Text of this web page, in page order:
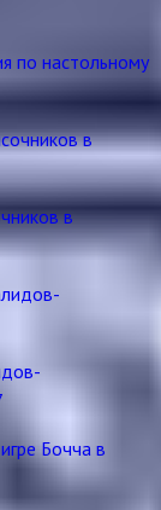
по настольному
в